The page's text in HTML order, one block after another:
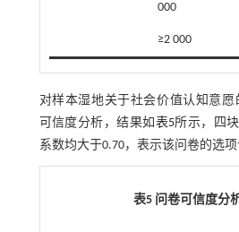
000
≥2 000
对样本湿地关于社会价值认知意愿
可信度分析，结果如 表5所示，四块
系数均大于0.70，表示该问卷的选项
表5 问卷可信度分